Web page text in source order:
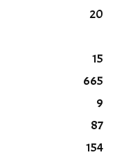
20
15
665
9
87
154